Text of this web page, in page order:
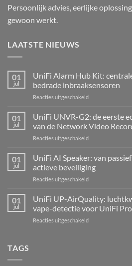
Persoonlijk advies, eerlijke
gewoon werkt.
LAATSTE NIEUWS
01
jul
UniFi Alarm Hub Kit:
bedrade inbraaksensoren
Reacties uitgeschakeldvoor
Alarm
Hub
Kit:
centrale
voor
inbraaksensoren
01
jul
UniFi UNVR-G2: de eerste
van de Network Video
Reacties uitgeschakeldvoor
G2:
de
eerste
hardware-
refresh
de
01
jul
UniFi AI Speaker: van
actieve beveiliging
Reacties uitgeschakeldvoor
Speaker:
van
passief
01
jul
UniFi UP-AirQuality:
vape-detectie voor UniFi
Reacties uitgeschakeldvoor
TAGS